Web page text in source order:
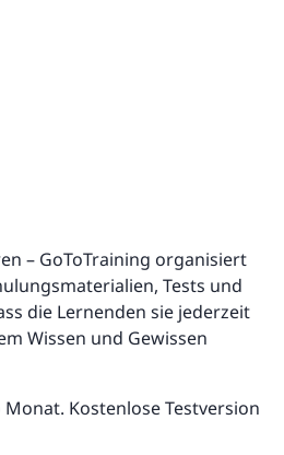
– GoToTraining organisiert
Tests und
die Lernenden sie jederzeit
Wissen und Gewissen
Monat. Kostenlose Testversion